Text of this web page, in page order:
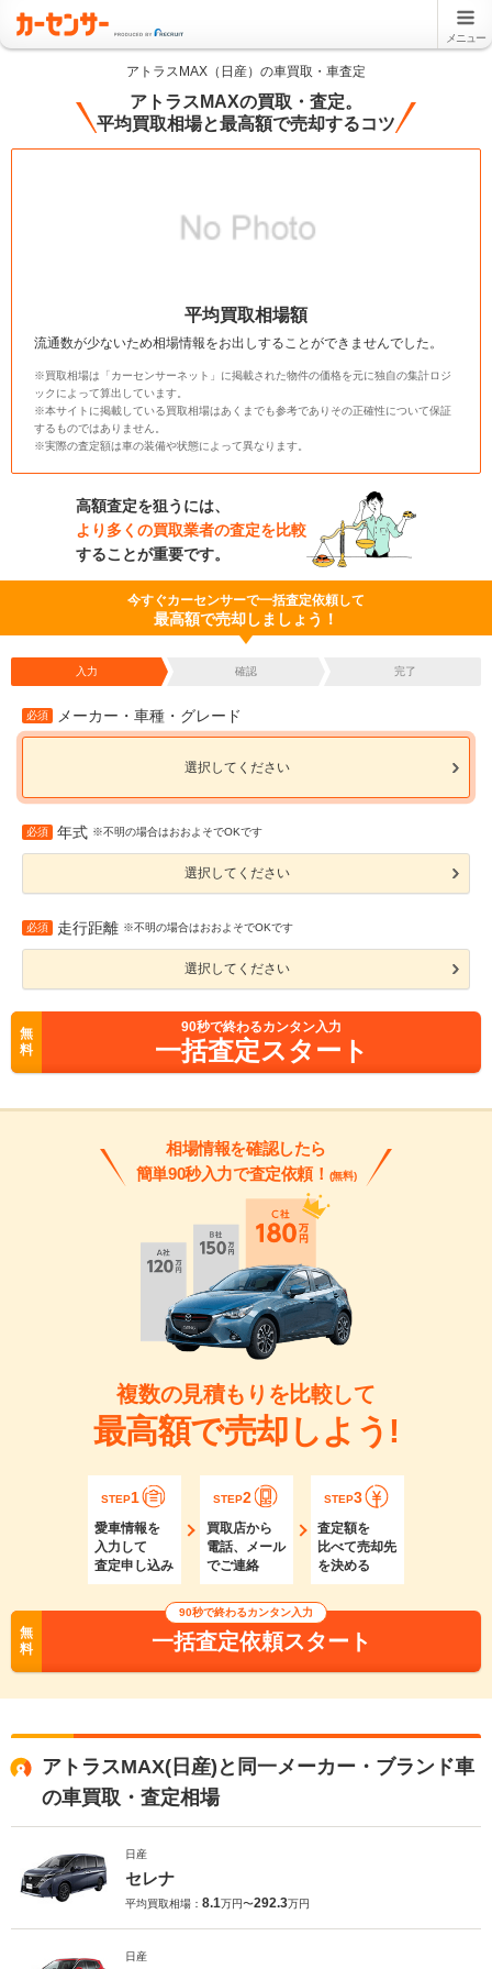
メニュー
アトラスMAX（日産）の車買取・車査定
アトラスMAXの買取・査定。
平均買取相場と最高額で売却するコツ
平均買取相場額
流通数が少ないため相場情報をお出しすることができませんでした。
※買取相場は「カーセンサーネット」に掲載された物件の価格を元に独自の集計ロジ
ックによって算出しています。
※本サイトに掲載している買取相場はあくまでも参考でありその正確性について保証
するものではありません。
※実際の査定額は車の装備や状態によって異なります。
高額査定を狙うには、
より多くの買取業者の査定を比較
することが重要です。
今すぐカーセンサーで一括査定依頼して
最高額で売却しましょう！
入力 確認 完了
必須 メーカー・車種・グレード
選択してください
必須 年式 ※不明の場合はおおよそでOKです
選択してください
必須 走行距離 ※不明の場合はおおよそでOKです
選択してください
無
料
90秒で終わるカンタン入力
一括査定スタート
相場情報を確認したら
簡単90秒入力で査定依頼！ (無料)
複数の見積もりを比較して
最高額で売却しよう!
STEP1
愛車情報を
入力して
査定申し込み
STEP2
買取店から
電話、メール
でご連絡
STEP3
査定額を
比べて売却先
を決める
無
料
90秒で終わるカンタン入力
一括査定依頼スタート
アトラスMAX(日産)と同一メーカー・ブランド車
の車買取・査定相場
日産
セレナ
平均買取相場： 8.1万円〜292.3万円
日産